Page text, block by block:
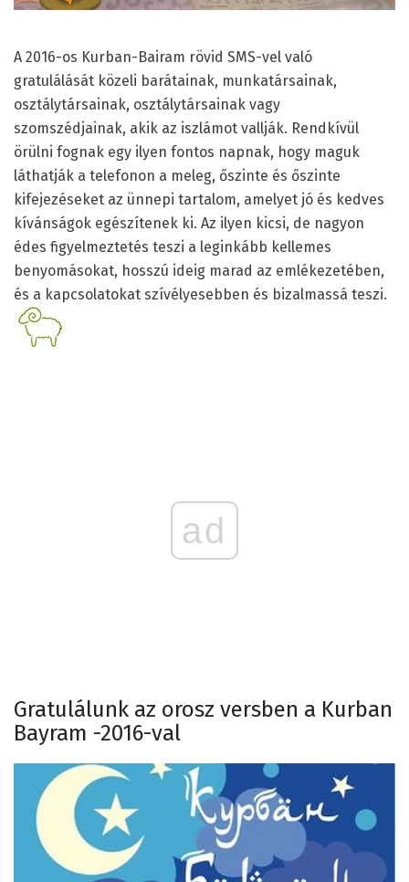
A 2016-os Kurban-Bairam rövid SMS-vel való
gratulálását közeli barátainak, munkatársainak,
osztálytársainak, osztálytársainak vagy
szomszédjainak, akik az iszlámot vallják. Rendkívül
örülni fognak egy ilyen fontos napnak, hogy maguk
láthatják a telefonon a meleg, őszinte és őszinte
kifejezéseket az ünnepi tartalom, amelyet jó és kedves
kívánságok egészítenek ki. Az ilyen kicsi, de nagyon
édes figyelmeztetés teszi a leginkább kellemes
benyomásokat, hosszú ideig marad az emlékezetében,
és a kapcsolatokat szívélyesebben és bizalmassá teszi.
ad
Gratulálunk az orosz versben a Kurban
Bayram -2016-val